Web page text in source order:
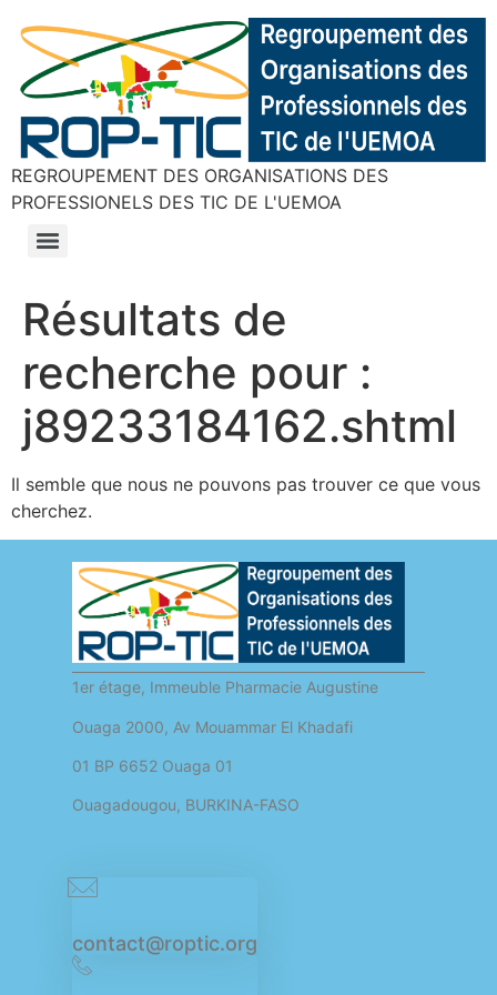
REGROUPEMENT DES ORGANISATIONS DES
PROFESSIONELS DES TIC DE L'UEMOA
Résultats de
recherche pour :
j89233184162.shtml
Il semble que nous ne pouvons pas trouver ce que vous
cherchez.
1er étage, Immeuble Pharmacie Augustine
Ouaga 2000, Av Mouammar El Khadafi
01 BP 6652 Ouaga 01
Ouagadougou, BURKINA-FASO
contact@roptic.org